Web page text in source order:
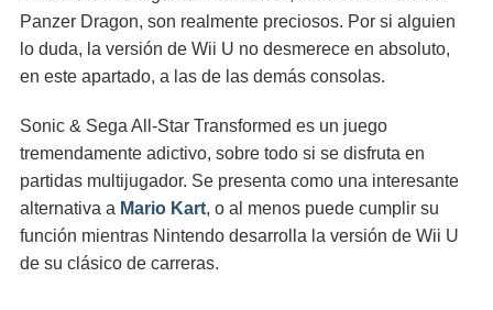
Panzer Dragon, son realmente preciosos. Por si alguien
lo duda, la versión de Wii U no desmerece en absoluto,
en este apartado, a las de las demás consolas.
Sonic & Sega All-Star Transformed es un juego
tremendamente adictivo, sobre todo si se disfruta en
partidas multijugador. Se presenta como una interesante
alternativa a Mario Kart, o al menos puede cumplir su
función mientras Nintendo desarrolla la versión de Wii U
de su clásico de carreras.